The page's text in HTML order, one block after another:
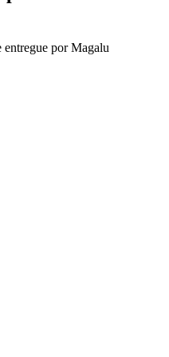
entregue por Magalu